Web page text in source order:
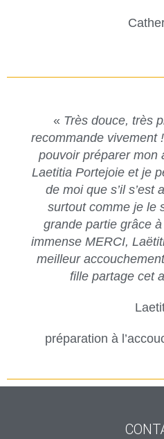
« Très douce, très
recommande vivement
pouvoir préparer mon
Laetitia Portejoie et je
de moi que s’il s’est
surtout comme je le
grande partie grâce
immense MERCI,
meilleur
fille partage cet
préparation à